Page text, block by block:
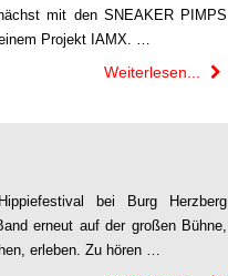
mit den SNEAKER PIMPS
Projekt IAMX. …
Weiterlesen...
bei Burg Herzberg
erneut auf der großen Bühne,
erleben. Zu hören …